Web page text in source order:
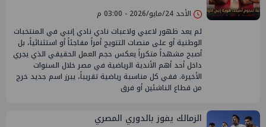
الأحد 24/مايو/2026 - 03:00 م
لم يعد ظهور لاعبي ولاعبات نادي نادي إنبي في المنتخبات
الوطنية أو على منصات التتويج أمراً مفاجئاً أو استثنائياً، بل
أصبح مشهداً متكرراً يعكس حجم العمل الحقيقي الذي يجري
داخل أحد أهم الأندية الرياضية في مصر خلال السنوات
الأخيرة. ففي كل مناسبة رياضية تقريباً، يبرز اسم جديد خرج
من قطاع الناشئين أو فرق
الزمالك يفوز بالدوري المصري